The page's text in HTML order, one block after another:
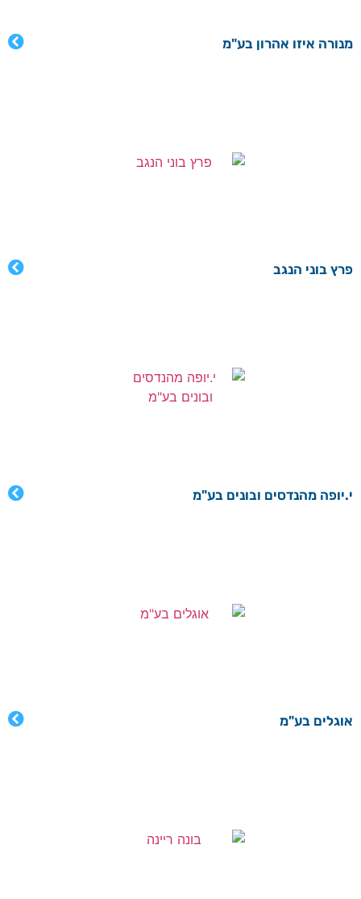
מנורה איזו אהרון בע"מ
פרץ בוני הנגב
י.יופה מהנדסים ובונים בע"מ
אוגלים בע"מ